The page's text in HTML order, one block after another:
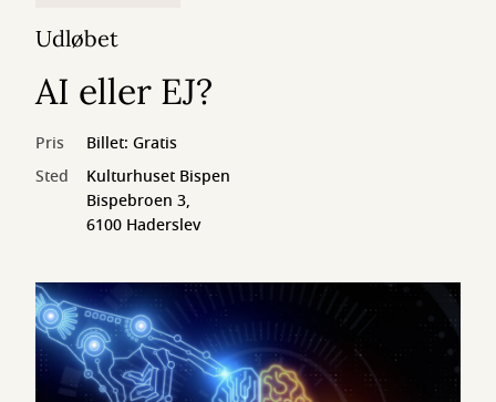
Udløbet
AI eller EJ?
Pris
Billet: Gratis
Sted
Kulturhuset Bispen
Bispebroen 3,
6100 Haderslev